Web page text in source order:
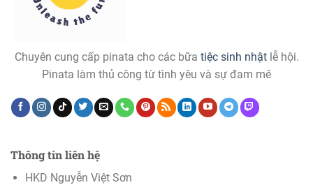
Chuyên cung cấp pinata cho các bữa tiệc sinh nhậtlễ hội.
Pinata làm thủ công từ tình yêu và sự đam mê
Thông tin liên hệ
HKD Nguyễn Việt Sơn